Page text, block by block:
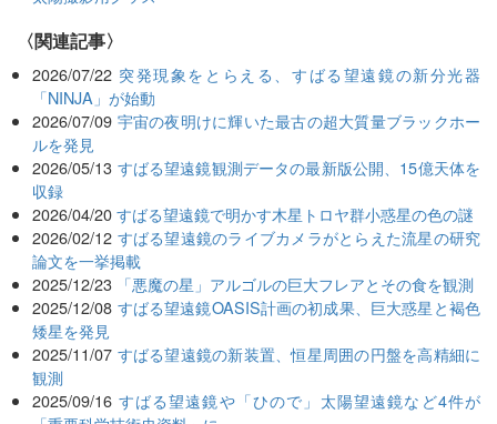
関連記事
2026/07/22 突発現象をとらえる、すばる望遠鏡の新分光器
「NINJA」が始動
2026/07/09 宇宙の夜明けに輝いた最古の超大質量ブラックホー
ルを発見
2026/05/13 すばる望遠鏡観測データの最新版公開、15億天体を
収録
2026/04/20 すばる望遠鏡で明かす木星トロヤ群小惑星の色の謎
2026/02/12 すばる望遠鏡のライブカメラがとらえた流星の研究
論文を一挙掲載
2025/12/23 「悪魔の星」アルゴルの巨大フレアとその食を観測
2025/12/08 すばる望遠鏡OASIS計画の初成果、巨大惑星と褐色
矮星を発見
2025/11/07 すばる望遠鏡の新装置、恒星周囲の円盤を高精細に
観測
2025/09/16 すばる望遠鏡や「ひので」太陽望遠鏡など4件が